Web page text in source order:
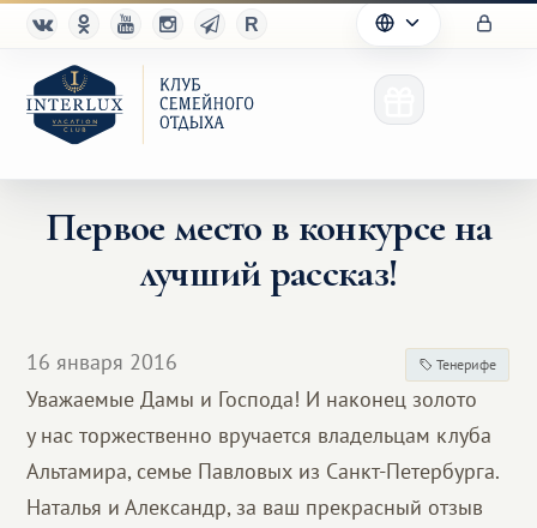
Партнерам
Благотворительность
Первое место в конкурсе на
лучший рассказ!
16 января 2016 Тенерифе
Уважаемые Дамы и Господа! И наконец золото
у нас торжественно вручается владельцам клуба
Альтамира, семье Павловых из Санкт-Петербурга.
Наталья и Александр, за ваш прекрасный отзыв